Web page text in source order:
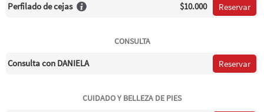
Perfilado de cejas $10.000 Reservar
CONSULTA
Consulta con DANIELA Reservar
CUIDADO Y BELLEZA DE PIES